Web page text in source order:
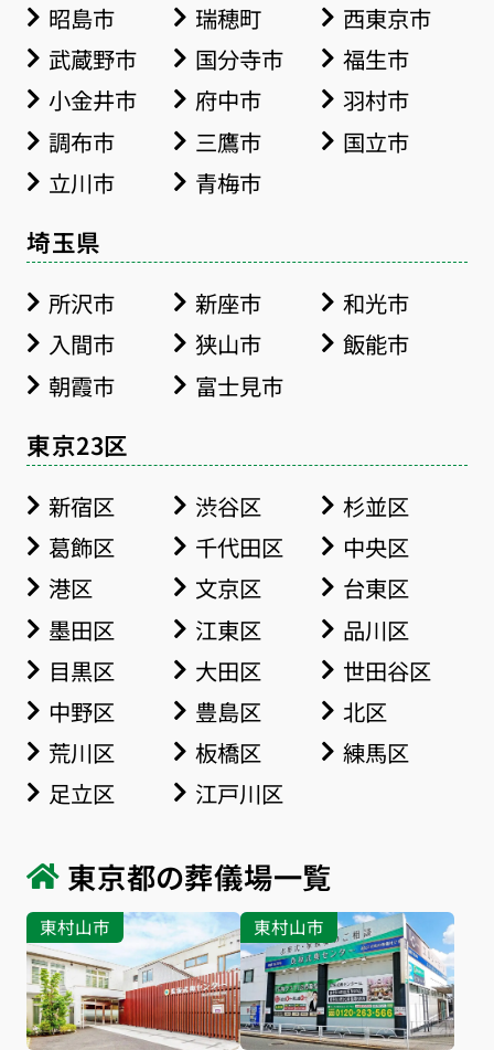
昭島市
瑞穂町
西東京市
武蔵野市
国分寺市
福生市
小金井市
府中市
羽村市
調布市
三鷹市
国立市
立川市
青梅市
埼玉県
所沢市 新座市
和光市
入間市
狭山市
飯能市
朝霞市
富士見市
東京23区
新宿区 渋谷区
杉並区
葛飾区
千代田区
中央区
港区
文京区
台東区
墨田区
江東区
品川区
目黒区
大田区
世田谷区
中野区
豊島区
北区
荒川区
板橋区
練馬区
足立区
江戸川区
東京都の葬儀場一覧
東村山市 東村山市